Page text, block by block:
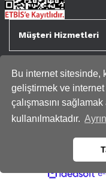
Bu internet sitesinde,
geliştirmek ve
çalışmasını
kullanılmaktadır.
Müşteri Hizmetleri
Tüm kredi kartı bilgileriniz
Genispencere.com Tüm